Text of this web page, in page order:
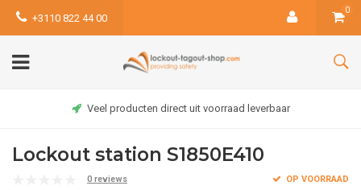
+3110 822 44 00
0
Veel producten direct uit voorraad leverbaar
Lockout station S1850E410
0 reviews OP VOORRAAD